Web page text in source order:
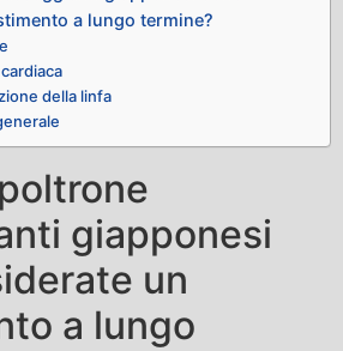
a lungo termine?
della linfa
giapponesi
un
a lungo